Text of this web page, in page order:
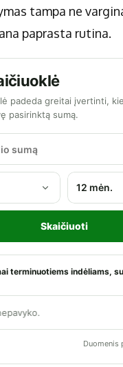
tampa ne
paprasta rutina.